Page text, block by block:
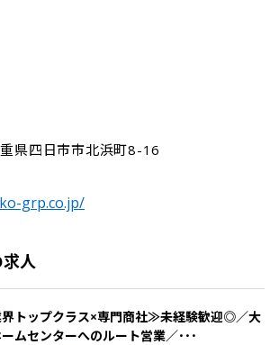
県四日市市北浜町8-16
grp.co.jp/
人
トップクラス×専門商社≫未経験歓迎◎／大
ムセンターへのルート営業／･･･